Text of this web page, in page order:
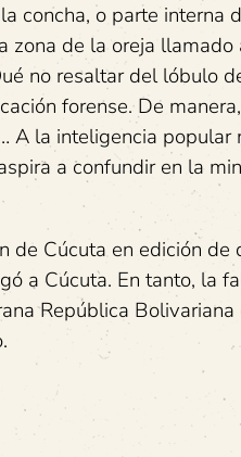
concha, o parte interna
zona de la oreja
no resaltar del lóbulo
forense. De
A la inteligencia popular
a confundir en la
de Cúcuta en edición de
a Cúcuta. En tanto, la
República Bolivariana